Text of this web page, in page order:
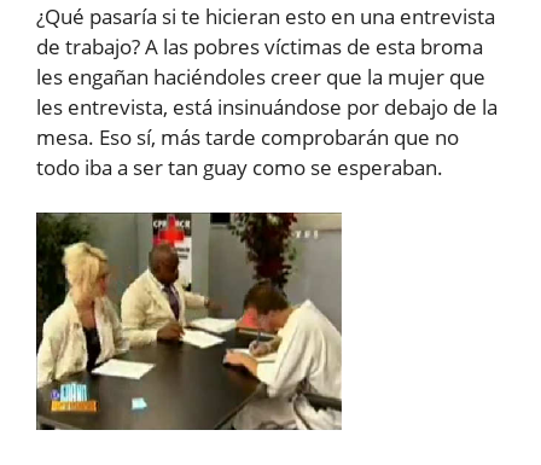
¿Qué pasaría si te hicieran esto en una entrevista
de trabajo? A las pobres víctimas de esta broma
les engañan haciéndoles creer que la mujer que
les entrevista, está insinuándose por debajo de la
mesa. Eso sí, más tarde comprobarán que no
todo iba a ser tan guay como se esperaban.